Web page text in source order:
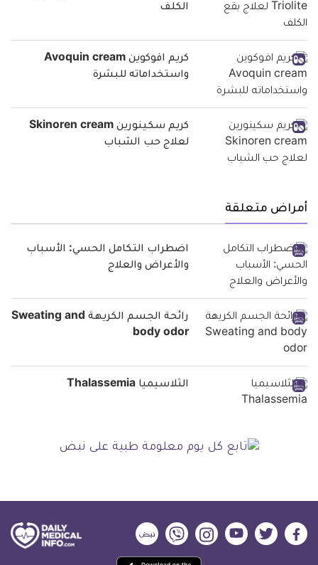
الكلف
كريم افوكوين Avoquin cream
واستخداماته للبشرة
كريم سكينورين Skinoren cream
لعلاج حب الشباب
أمراض متعلقة
اضطراب التكامل الحسي: الأسباب
والأعراض والعلاج
رائحة الجسم الكريهة Sweating and
body odor
الثلاسيميا Thalassemia
ديلي
ديلي
ديلي
ميديكال
ديلي
ميديكال
ديلي
ميديكال
ديلي
ميديكال